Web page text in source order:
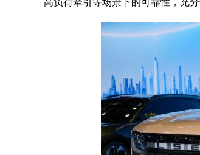
高负荷牵引等场景下的可靠性，充